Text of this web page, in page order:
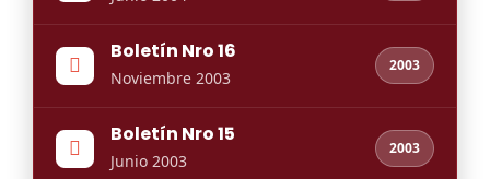
Boletín Nro 16
Noviembre 2003
2003
Boletín Nro 15
Junio 2003
2003